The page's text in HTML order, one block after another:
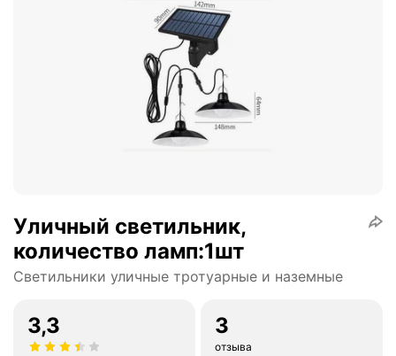
Уличный светильник,
количество ламп:1шт
Светильники уличные тротуарные и наземные
3,3 3
отзыва